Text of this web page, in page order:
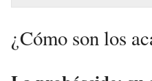
¿Cómo son los